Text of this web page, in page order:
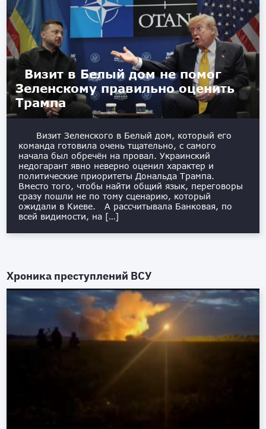
Визит в Белый дом не помог
Зеленскому правильно оценить
Трампа
Визит Зеленского в Белый дом, который его
команда готовила очень тщательно, с самого
начала был обречён на провал. Украинский
недогарант явно неверно оценил характер и
политические приоритеты Дональда Трампа.
Вместо того, чтобы найти общий язык, переговоры
сразу пошли не по тому сценарию, который
ожидали в Киеве. А рассчитывала Банковая, по
всей видимости, на […]
Хроника преступлений ВСУ